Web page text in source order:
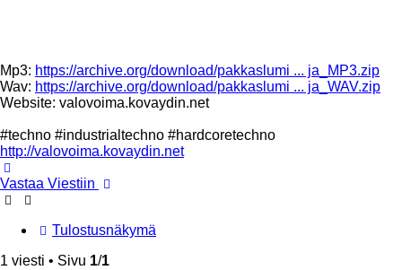
Mp3: https://archive.org/download/pakkaslumi ... ja_MP3.zip
Wav: https://archive.org/download/pakkaslumi ... ja_WAV.zip
Website: valovoima.kovaydin.net
#techno #industrialtechno #hardcoretechno
http://valovoima.kovaydin.net
Vastaa Viestiin
Tulostusnäkymä
1 viesti • Sivu 1/1